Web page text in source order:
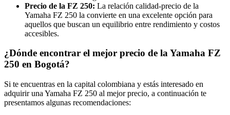
Precio de la FZ 250: La relación calidad-precio de la
Yamaha FZ 250 la convierte en una excelente opción para
aquellos que buscan un equilibrio entre rendimiento y costos
accesibles.
¿Dónde encontrar el mejor precio de la Yamaha FZ
250 en Bogotá?
Si te encuentras en la capital colombiana y estás interesado en
adquirir una Yamaha FZ 250 al mejor precio, a continuación te
presentamos algunas recomendaciones: